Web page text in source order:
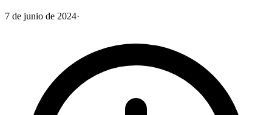
7 de junio de 2024·